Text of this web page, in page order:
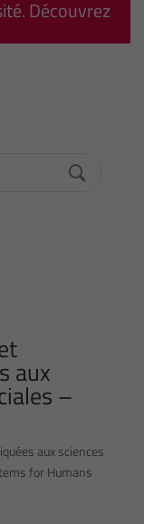
Découvrez
aux
–
aux sciences
for Humans